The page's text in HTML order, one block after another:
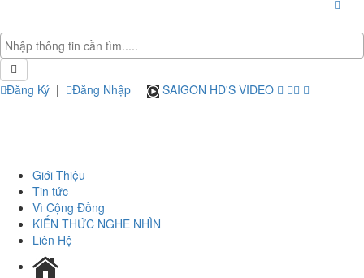
Đăng Ký | Đăng Nhập SAIGON HD'S VIDEO
Giới Thiệu
Tin tức
Vì Cộng Đồng
KIẾN THỨC NGHE NHÌN
Liên Hệ